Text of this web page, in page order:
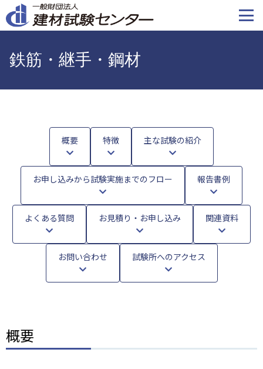
イ
鉄筋・継手・鋼材
概要 特徴 主な試験の紹介
お申し込みから試験実施までのフロー 報告書例
よくある質問 お見積り・お申し込み 関連資料
お問い合わせ 試験所へのアクセス
概要